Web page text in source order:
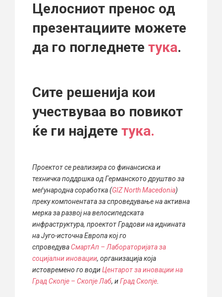
Целосниот пренос од
презентациите можете
да го погледнете тука.
Сите решенија кои
учествуваа во повикот
ќе ги најдете тука.
Проектот се реализира со финансиска и
техничка поддршка од Германското друштво за
меѓународна соработка (GIZ North Macedonia)
преку компонентата за спроведување на активна
мерка за развој на велосипедската
инфраструктура, проектот Градови на иднината
на Југо-источна Европа кој го
спроведува СмартАп – Лабораторијата за
социјални иновации, организација која
истовремено го водиЦентарот за иновации на
Град Скопје – Скопје Лаб, иГрад Скопје.